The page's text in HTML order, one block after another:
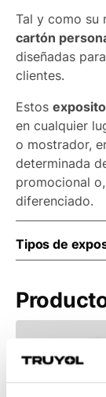
Tal y como su
cartón
diseñadas
clientes.
Estos
en cualquier
o mostrador,
determinada
promocional
diferenciado.
Tipos de
personalizados
comerciales,
función de su
Este tipo de